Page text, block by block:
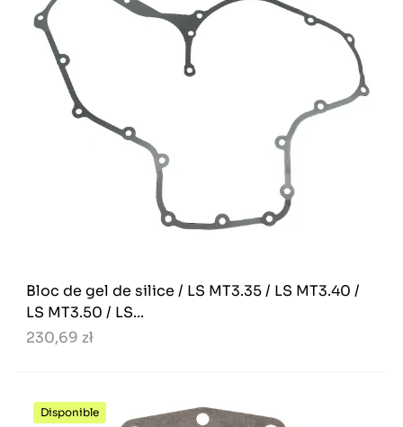
Bloc de gel de silice / LS MT3.35 / LS MT3.40 /
LS MT3.50 / LS...
230,69 zł
Disponible